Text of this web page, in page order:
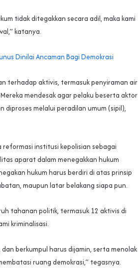
tidak ditegakkan secara adil, maka kami
katanya.
Dinilai Ancaman Bagi Demokrasi
terhadap aktivis, termasuk penyiraman air
mendesak agar pelaku beserta aktor
melalui peradilan umum (sipil),
institusi kepolisian sebagai
aparat dalam menegakkan hukum
hukum harus berdiri di atas prinsip
maupun latar belakang siapa pun.
tahanan politik, termasuk 12 aktivis di
kriminalisasi.
berkumpul harus dijamin, serta menolak
ruang demokrasi,” tegasnya.